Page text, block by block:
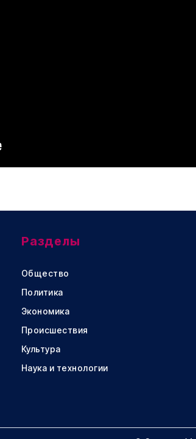
Разделы
Общество
Политика
Экономика
Происшествия
Культура
Наука и технологии